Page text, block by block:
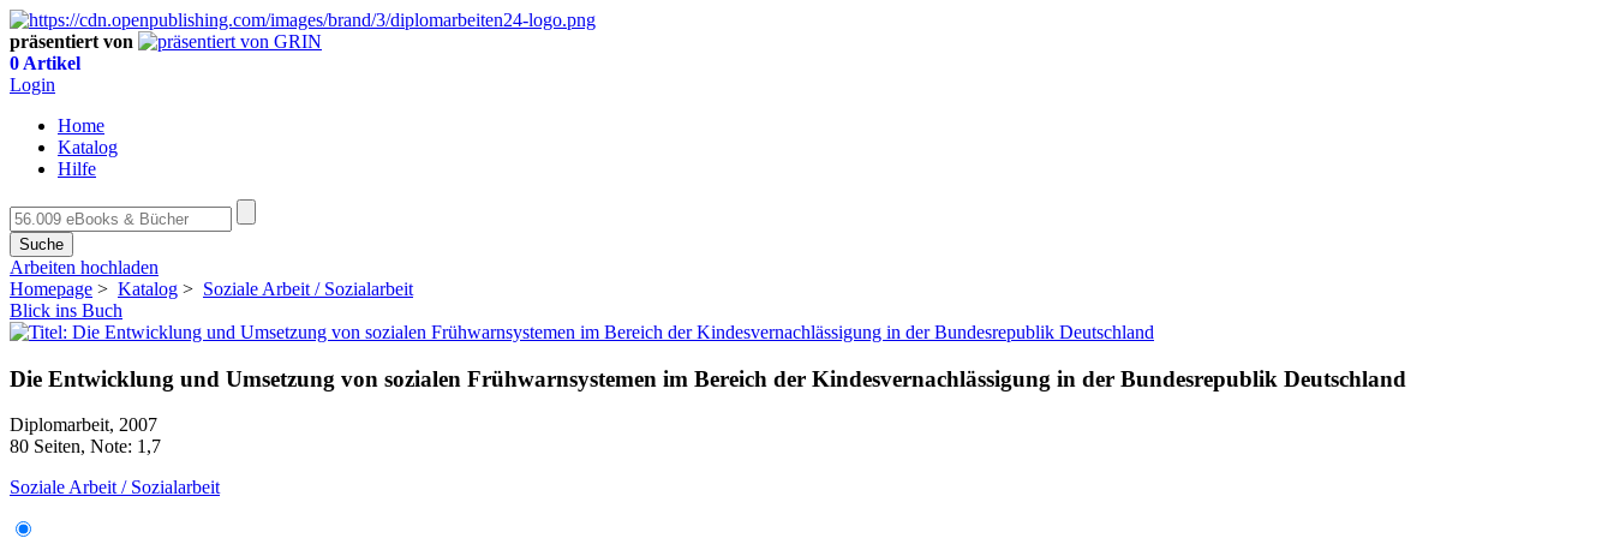
präsentiert von
0 Artikel
Login
Home
Katalog
Hilfe
Suche
Arbeiten hochladen
Homepage > Katalog > Soziale Arbeit / Sozialarbeit
Blick ins Buch
Die Entwicklung und Umsetzung von sozialen Frühwarnsystemen im Bereich der Kindesvernachlässigung in der Bundesrepublik Deutschland
Diplomarbeit, 2007
80 Seiten, Note: 1,7
Soziale Arbeit / Sozialarbeit